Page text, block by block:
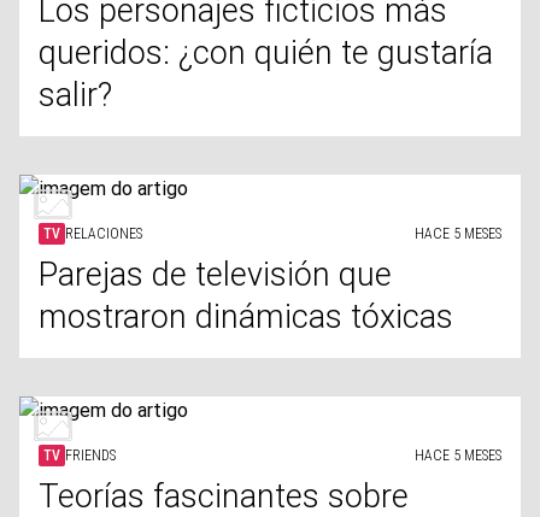
Los personajes ficticios más
queridos: ¿con quién te gustaría
salir?
TV RELACIONES HACE 5 MESES
Parejas de televisión que
mostraron dinámicas tóxicas
TV FRIENDS HACE 5 MESES
Teorías fascinantes sobre